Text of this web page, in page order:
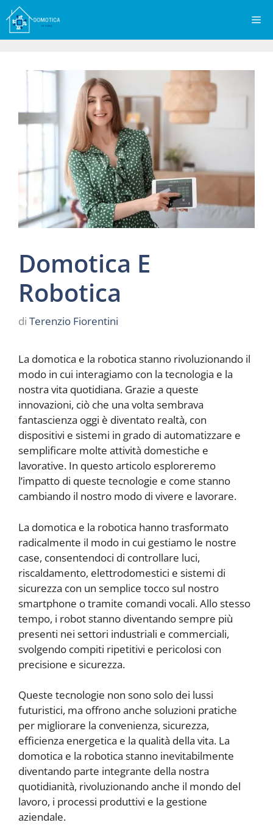
Vai
al
contenuto
Domotica E
Robotica
di Terenzio Fiorentini
La domotica e la robotica stanno rivoluzionando il
modo in cui interagiamo con la tecnologia e la
nostra vita quotidiana. Grazie a queste
innovazioni, ciò che una volta sembrava
fantascienza oggi è diventato realtà, con
dispositivi e sistemi in grado di automatizzare e
semplificare molte attività domestiche e
lavorative. In questo articolo esploreremo
l’impatto di queste tecnologie e come stanno
cambiando il nostro modo di vivere e lavorare.
La domotica e la robotica hanno trasformato
radicalmente il modo in cui gestiamo le nostre
case, consentendoci di controllare luci,
riscaldamento, elettrodomestici e sistemi di
sicurezza con un semplice tocco sul nostro
smartphone o tramite comandi vocali. Allo stesso
tempo, i robot stanno diventando sempre più
presenti nei settori industriali e commerciali,
svolgendo compiti ripetitivi e pericolosi con
precisione e sicurezza.
Queste tecnologie non sono solo dei lussi
futuristici, ma offrono anche soluzioni pratiche
per migliorare la convenienza, sicurezza,
efficienza energetica e la qualità della vita. La
domotica e la robotica stanno inevitabilmente
diventando parte integrante della nostra
quotidianità, rivoluzionando anche il mondo del
lavoro, i processi produttivi e la gestione
aziendale.